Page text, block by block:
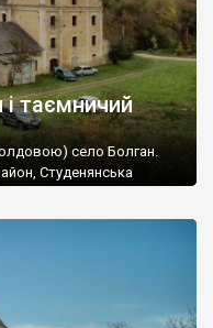
таємничий
село Болган.
Студенянська
Всі епітафії, які
– цвинтар
У 1924-1940